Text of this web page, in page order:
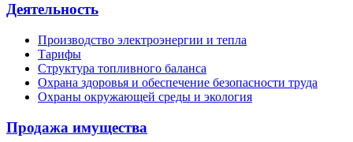
Деятельность
Производство электроэнергии и тепла
Тарифы
Структура топливного баланса
Охрана здоровья и обеспечение безопасности труда
Охраны окружающей среды и экология
Продажа имущества